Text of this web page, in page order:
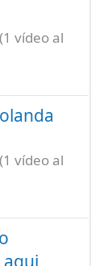
vídeo al
vídeo al